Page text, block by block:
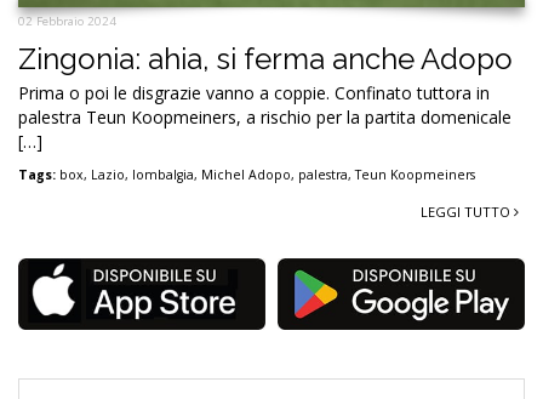
02 Febbraio 2024
Zingonia: ahia, si ferma anche Adopo
Prima o poi le disgrazie vanno a coppie. Confinato tuttora in
palestra Teun Koopmeiners, a rischio per la partita domenicale
[…]
Tags: box, Lazio, lombalgia, Michel Adopo, palestra,Teun Koopmeiners
LEGGI TUTTO